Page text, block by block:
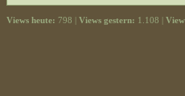
Views heute: 798 | Views gestern: 1.108 |